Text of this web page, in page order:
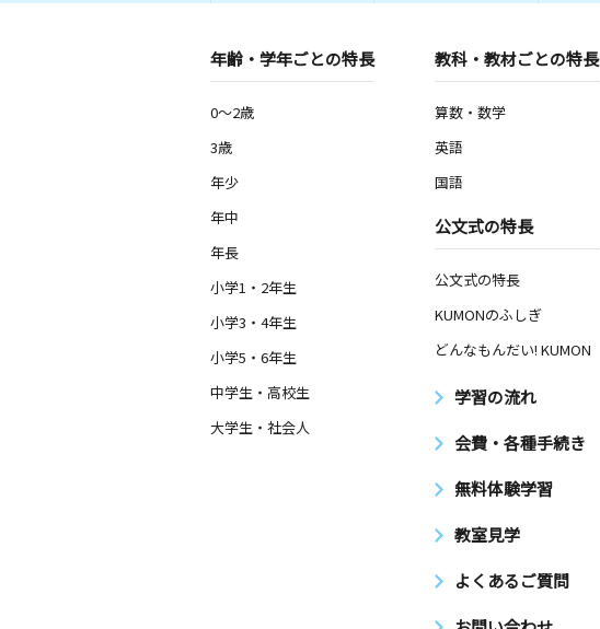
年齢・学年ごとの特長
0～2歳
3歳
年少
年中
年長
小学1・2年生
小学3・4年生
小学5・6年生
中学生・高校生
大学生・社会人
教科・教材ごとの特長
算数・数学
英語
国語
公文式の特長
公文式の特長
KUMONのふしぎ
どんなもんだい! KUMON
学習の流れ
会費・各種手続き
無料体験学習
教室見学
よくあるご質問